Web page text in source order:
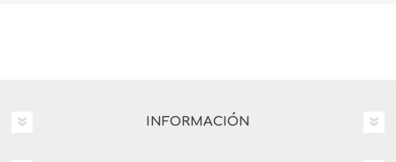
INFORMACIÓN